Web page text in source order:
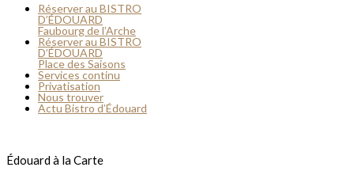
Réserver au BISTRO
D’ÉDOUARD
Faubourg de l’Arche
Réserver au BISTRO
D’ÉDOUARD
Place des Saisons
Services continu
Privatisation
Nous trouver
Actu Bistro d’Édouard
Édouard à la Carte